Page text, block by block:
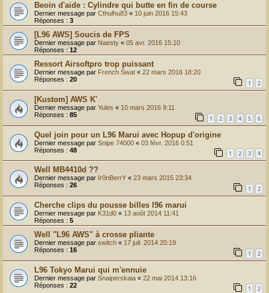
Beoin d'aide : Cylindre qui butte en fin de course
Dernier message par Cthulhu83 « 10 juin 2016 15:43
Réponses : 3
[L96 AWS] Soucis de FPS
Dernier message par Naesty « 05 avr. 2016 15:10
Réponses : 12
Ressort Airsoftpro trop puissant
Dernier message par French Swat « 22 mars 2016 18:20
Réponses : 20 1 2
[Kustom] AWS K'
Dernier message par Yules « 10 mars 2016 9:11
Réponses : 85 1 2 3 4 5 6
Quel join pour un L96 Marui avec Hopup d'origine
Dernier message par Snipe 74000 « 03 févr. 2016 0:51
Réponses : 48 1 2 3 4
Well MB4410d ??
Dernier message par Ir0nBerrY « 23 mars 2015 23:34
Réponses : 26 1 2
Cherche clips du pousse billes l96 marui
Dernier message par K31d0 « 13 août 2014 11:41
Réponses : 5
Well "L96 AWS" à crosse pliante
Dernier message par switch « 17 juil. 2014 20:19
Réponses : 16 1 2
L96 Tokyo Marui qui m'ennuie
Dernier message par Snaiperskaia « 22 mai 2014 13:16
Réponses : 22 1 2